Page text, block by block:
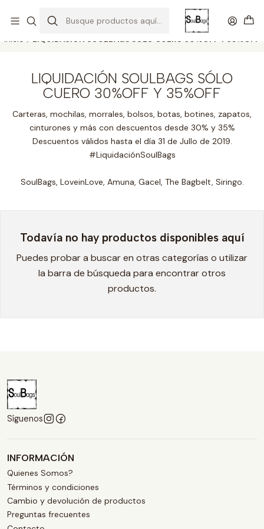
SOLO EL CUERO REEMPLAZA AL CUERO Todas las carteras acá
Inicio LIQUIDACIÓN SOULBAGS SÓLO CUERO 30%OFF Y 35%OFF
LIQUIDACIÓN SOULBAGS SÓLO
CUERO 30%OFF Y 35%OFF
Carteras, mochilas, morrales, bolsos, botas, botines, zapatos,
cinturones y más con descuentos desde 30% y 35%
Descuentos válidos hasta el día 31 de Jullo de 2019.
#LiquidaciónSoulBags
SoulBags, LoveinLove, Amuna, Gacel, The Bagbelt, Siringo.
Todavía no hay productos disponibles aquí
Puedes probar a buscar en otras categorías o utilizar
la barra de búsqueda para encontrar otros
productos.
Síguenos
INFORMACIÓN
Quienes Somos?
Términos y condiciones
Cambio y devolución de productos
Preguntas frecuentes